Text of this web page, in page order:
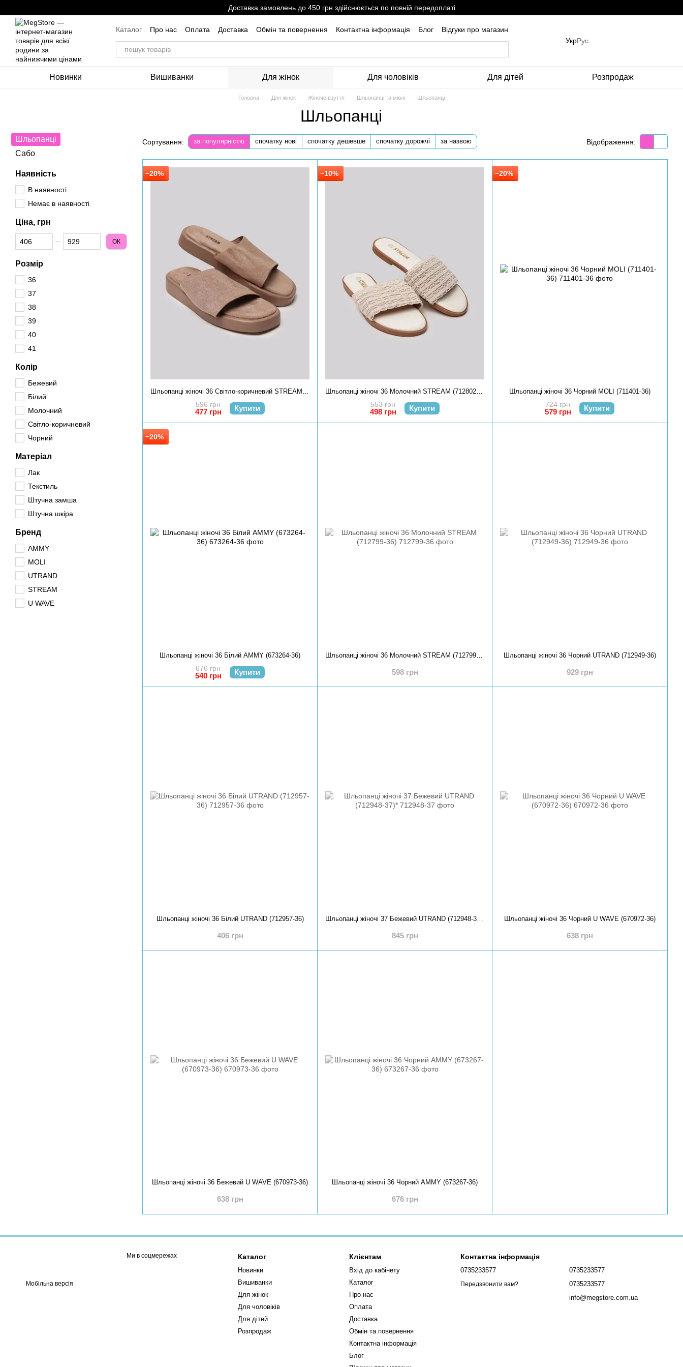
Доставка замовлень до 450 грн здійснюється по повній передоплаті
Каталог Про нас Оплата Доставка Обмін та повернення Контактна інформація Блог
Відгуки про магазин
Угода користувача
УкрРус
Новинки Вишиванки Для жінок Для чоловіків Для дітей Розпродаж
Головна Для жінок Жіноче взуття Шльопанці та мюлі Шльопанці
Шльопанці
Сортування: за популярністю спочатку нові спочатку дешевше спочатку дорожчі за назвою Відображення:
−20%
Шльопанці жіночі 36 Світло-коричневий STREAM (713213-36)
596 грн
477 грн Купити
−10%
Шльопанці жіночі 36 Молочний STREAM (712802-36)
553 грн
498 грн Купити
−20%
Шльопанці жіночі 36 Чорний MOLI (711401-36)
724 грн
579 грн Купити
−20%
Шльопанці жіночі 36 Білий AMMY (673264-36)
676 грн
540 грн Купити 598 грн
Шльопанці жіночі 36 Чорний UTRAND (712949-36)
929 грн
Шльопанці жіночі 36 Білий UTRAND (712957-36)
406 грн 845 грн
Шльопанці жіночі 36 Чорний U WAVE (670972-36)
638 грн
Шльопанці жіночі 36 Бежевий U WAVE (670973-36)
638 грн
Шльопанці жіночі 36 Чорний AMMY (673267-36)
676 грн
Шльопанці
Сабо
Наявність
В наявності
Немає в наявності
Ціна, грн
Від Ціна, грн
До Ціна, грн ОК
Розмір
36
37
38
39
40
41
Колір
Бежевий
Білий
Молочний
Світло-коричневий
Чорний
Матеріал
Лак
Текстиль
Штучна замша
Штучна шкіра
Бренд
AMMY
MOLI
UTRAND
STREAM
U WAVE
Мобільна версія
Ми в соцмережах Каталог
Новинки
Вишиванки
Для жінок
Для чоловіків
Для дітей
Розпродаж
Клієнтам
Вхід до кабінету
Каталог
Про нас
Оплата
Доставка
Обмін та повернення
Контактна інформація
Блог
Контактна інформація
0735233577
Передзвонити вам?
0735233577
0735233577
info@megstore.com.ua